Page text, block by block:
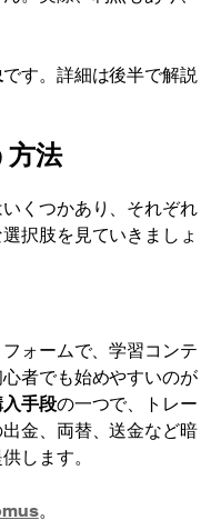
です。詳細は後半で解説
方法
くつかあり、それぞれ
択肢を見ていきましょ
ォームで、学習コンテ
者でも始めやすいのが
手段の一つで、トレー
金、両替、送金など暗
します。
。